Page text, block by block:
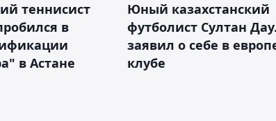
теннисист
в
в Астане
Юный казахстанский
футболист Султан
заявил о себе в
клубе